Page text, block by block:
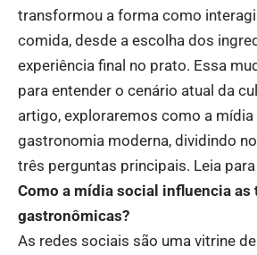
transformou a forma como
comida, desde a escolha dos
experiência final no prato. Essa
para entender o cenário atual da
artigo, exploraremos como a
gastronomia moderna, dividindo
três perguntas principais. Leia
Como a mídia social influencia as
gastronômicas?
As redes sociais são uma vitrine